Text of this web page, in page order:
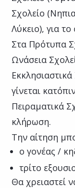
Σχολείο
Λύκειο), για
Στα Πρότυπα
Ωνάσεια
γίνεται
Πειραματικά
κλήρωση.
Την αίτηση
ο γονέας /
τρίτο
Θα χρειαστεί